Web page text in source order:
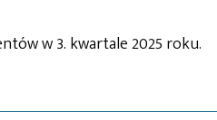
w 3. kwartale 2025 roku.